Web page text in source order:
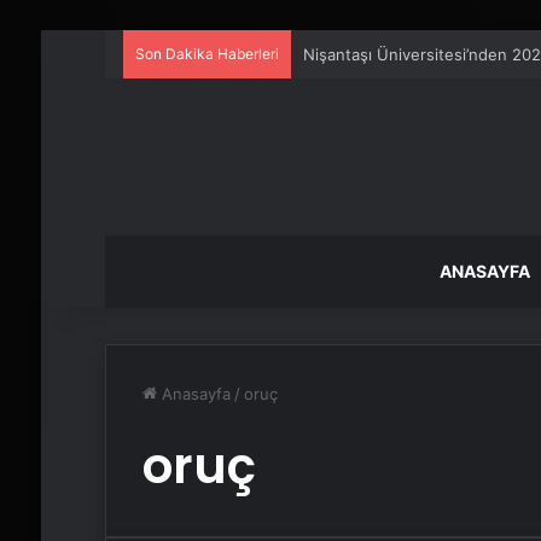
Son Dakika Haberleri Nişantaşı Üniversitesi’nden
ANASAYFA
Anasayfa / oruç
oruç